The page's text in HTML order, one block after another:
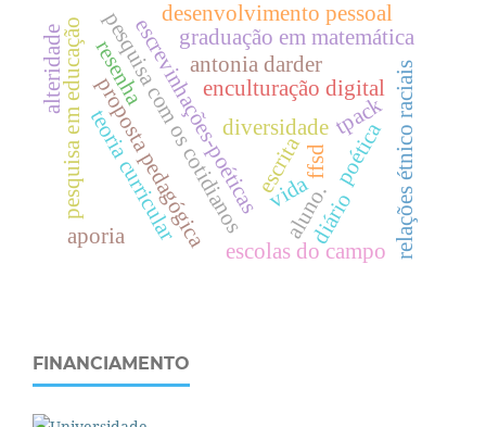
proposta pedagógicaenculturação digital
pesquisa em educação escrita
escrevinhações-poéticas
pesquisa com os cotidianosdiversidade
graduação em matemática
tpack
alteridade
poética
teoria curricular relações étnico raciais
escolas do campo
ffsd
vida
aluno.
antonia darder
resenha
desenvolvimento pessoal
diário
aporia
FINANCIAMENTO